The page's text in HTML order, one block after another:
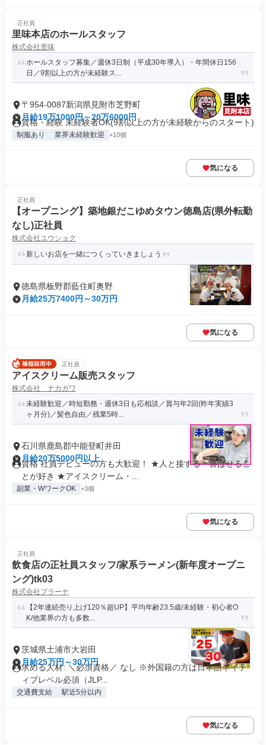
正社員
里味本店のホールスタッフ
株式会社里味
ホールスタッフ募集／週休3日制（平成30年導入）・年間休日156
日／9割以上の方が未経験ス...
〒954-0087新潟県見附市芝野町
月給19万1000円～20万6000円
資格・経験 未経験者OK(9割以上の方が未経験からのスタート)
制服あり 業界未経験歓迎 +10個
気になる
正社員
【オープニング】築地銀だこゆめタウン徳島店(県外転勤
なし)正社員
株式会社ユウショク
新しいお店を一緒につくっていきましょう
徳島県板野郡藍住町奥野
月給25万7400円～30万円
気になる
正社員
アイスクリーム販売スタッフ
株式会社 ナカガワ
未経験歓迎／時短勤務・週休3日も応相談／賞与年2回(昨年実績3
ヶ月分)／髪色自由／残業5時...
石川県鹿島郡中能登町井田
月給20万5000円以上
資格 社員デビューの方も大歓迎！ ★人と接する・喜ばせるこ
とが好き ★アイスクリーム・...
副業・WワークOK +3個
気になる
正社員
飲食店の正社員スタッフ/家系ラーメン(新年度オープニ
ング)tk03
株式会社プラーナ
【2年連続売り上げ120％超UP】平均年齢23.5歳/未経験・初心者O
K/他業界の方も多数...
茨城県土浦市大岩田
月給25万円～30万円
求める人材: ＼必須資格／ なし ※外国籍の方は日本語ネイテ
ィブレベル必須（JLP...
交通費支給 駅近5分以内
気になる